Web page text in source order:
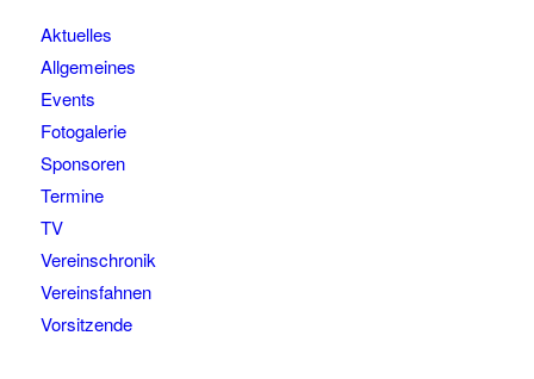
Aktuelles
Allgemeines
Events
Fotogalerie
Sponsoren
Termine
TV
Vereinschronik
Vereinsfahnen
Vorsitzende